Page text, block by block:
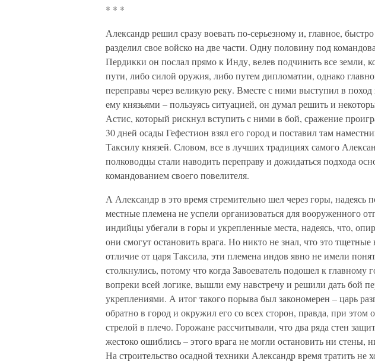
* * *
Александр решил сразу воевать по-серьезному и, главное,
разделил свое войско на две части. Одну половину под
Пердикки он послал прямо к Инду, велев подчинить все земли,
пути, либо силой оружия, либо путем дипломатии, однако
переправы через великую реку. Вместе с ними выступил в
ему князьями – пользуясь ситуацией, он думал решить и
Астис, который рискнул вступить с ними в бой, сражение
30 дней осады Гефестион взял его город и поставил там
Таксилу князей. Словом, все в лучших традициях самого
полководцы стали наводить переправу и дожидаться подхода
командованием своего повелителя.
А Александр в это время стремительно шел через горы, надеясь
местные племена не успели организоваться для вооруженного
индийцы убегали в горы и укрепленные места, надеясь, что,
они смогут остановить врага. Но никто не знал, что это
отличие от царя Таксила, эти племена индов явно не имели
столкнулись, потому что когда Завоеватель подошел к главному
вопреки всей логике, вышли ему навстречу и решили дать бой
укреплениями. А итог такого порыва был закономерен – царь
обратно в город и окружил его со всех сторон, правда, при этом
стрелой в плечо. Горожане рассчитывали, что два ряда стен
жестоко ошиблись – этого врага не могли остановить ни стены,
На строительство осадной техники Александр время тратить не